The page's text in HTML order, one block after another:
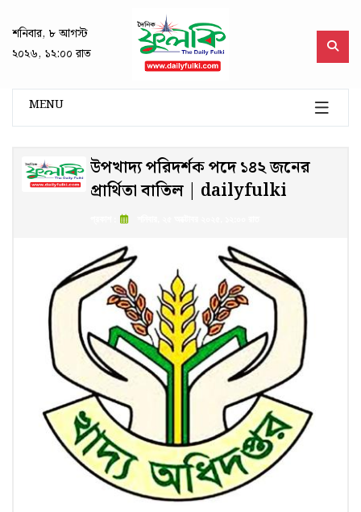
শনিবার, ৮ আগস্ট
২০২৬, ১২:০০ রাত
MENU
উপখাদ্য পরিদর্শক পদে ১৪২ জনের
প্রার্থিতা বাতিল | dailyfulki